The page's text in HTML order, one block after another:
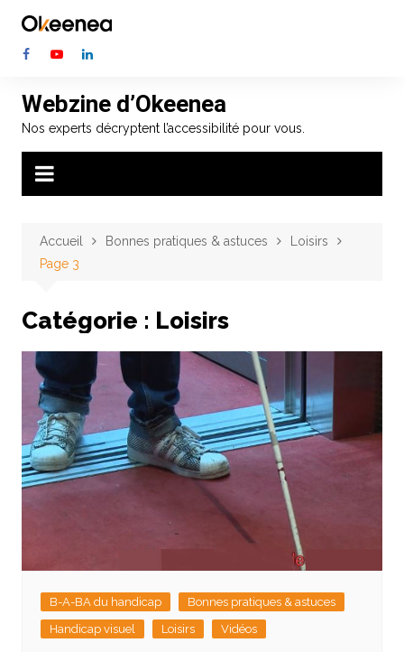
contenu
Webzine d’Okeenea
Nos experts décryptent l’accessibilité pour vous.
Accueil Bonnes pratiques & astuces
Loisirs
Page 3
Catégorie : Loisirs
B-A-BA du handicap
Bonnes pratiques & astuces
Handicap visuel
Loisirs Vidéos